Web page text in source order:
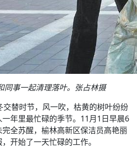
同事一起清理落叶。张占林摄
交替时节，风一吹，枯黄的树叶纷纷
年里最忙碌的季节。11月1日早晨6
全苏醒，榆林高新区保洁员高艳丽
开始了一天忙碌的工作。